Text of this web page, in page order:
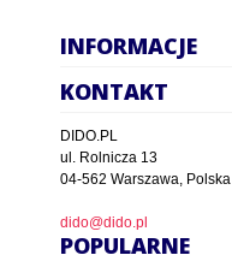
INFORMACJE
KONTAKT
DIDO.PL
ul. Rolnicza 13
04-562 Warszawa, Polska
dido@dido.pl
POPULARNE